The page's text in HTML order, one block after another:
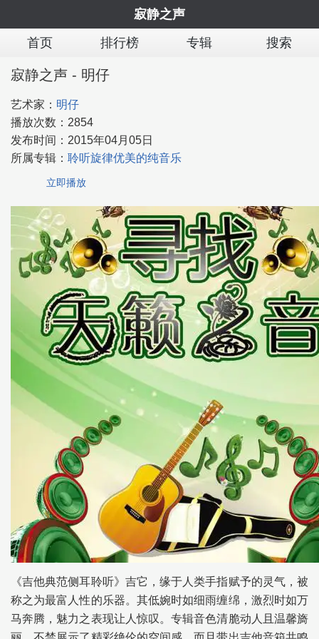
寂静之声
首页
排行榜 专辑 搜索
寂静之声 - 明仔
艺术家： 明仔
播放次数： 2854
发布时间： 2015年04月05日
所属专辑： 聆听旋律优美的纯音乐
立即播放
《吉他典范侧耳聆听》吉它，缘于人类手指赋予的灵气，被
称之为最富人性的乐器。其低婉时如细雨缠绵，激烈时如万
马奔腾，魅力之表现让人惊叹。专辑音色清脆动人且温馨旖